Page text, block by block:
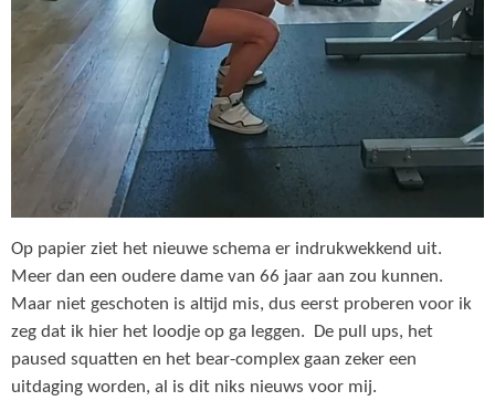
Op papier ziet het nieuwe schema er indrukwekkend uit.
Meer dan een oudere dame van 66 jaar aan zou kunnen.
Maar niet geschoten is altijd mis, dus eerst proberen voor ik
zeg dat ik hier het loodje op ga leggen. De pull ups, het
paused squatten en het bear-complex gaan zeker een
uitdaging worden, al is dit niks nieuws voor mij.